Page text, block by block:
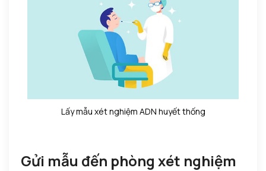
Lấy mẫu xét nghiệm ADN huyết thống
Gửi mẫu đến phòng xét nghiệm